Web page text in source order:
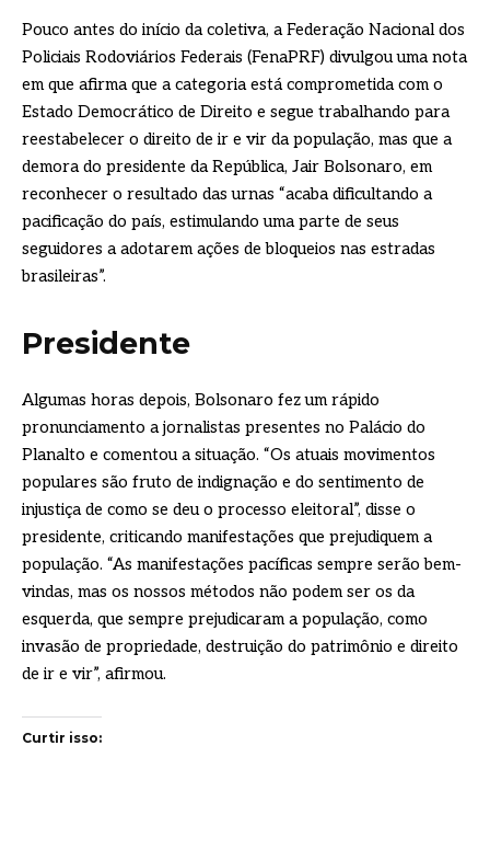
Pouco antes do início da coletiva, a Federação Nacional dos
Policiais Rodoviários Federais (FenaPRF) divulgou uma nota
em que afirma que a categoria está comprometida com o
Estado Democrático de Direito e segue trabalhando para
reestabelecer o direito de ir e vir da população, mas que a
demora do presidente da República, Jair Bolsonaro, em
reconhecer o resultado das urnas “acaba dificultando a
pacificação do país, estimulando uma parte de seus
seguidores a adotarem ações de bloqueios nas estradas
brasileiras”.
Presidente
Algumas horas depois, Bolsonaro fez um rápido
pronunciamento a jornalistas presentes no Palácio do
Planalto e comentou a situação. “Os atuais movimentos
populares são fruto de indignação e do sentimento de
injustiça de como se deu o processo eleitoral”, disse o
presidente, criticando manifestações que prejudiquem a
população. “As manifestações pacíficas sempre serão bem-
vindas, mas os nossos métodos não podem ser os da
esquerda, que sempre prejudicaram a população, como
invasão de propriedade, destruição do patrimônio e direito
de ir e vir”, afirmou.
Curtir isso: